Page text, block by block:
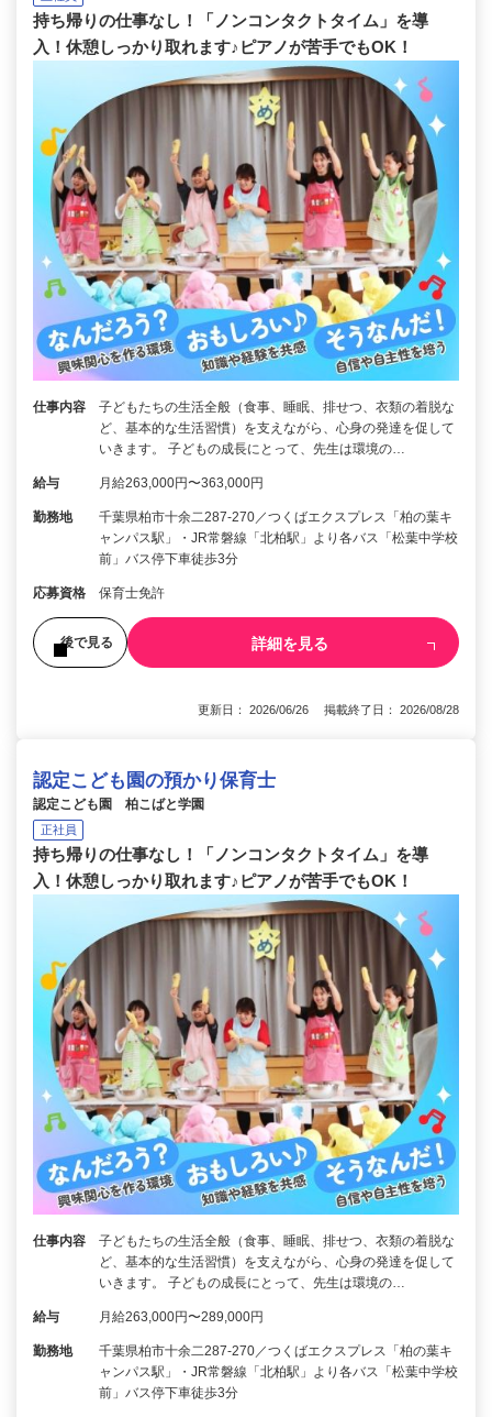
持ち帰りの仕事なし！「ノンコンタクトタイム」を導
入！休憩しっかり取れます♪ピアノが苦手でもOK！
仕事内容
子どもたちの生活全般（食事、睡眠、排せつ、衣類の着脱な
ど、基本的な生活習慣）を支えながら、心身の発達を促して
いきます。 子どもの成長にとって、先生は環境の…
給与 月給263,000円〜363,000円
勤務地
千葉県柏市十余二287-270／つくばエクスプレス「柏の葉キ
ャンパス駅」・JR常磐線「北柏駅」より各バス「松葉中学校
前」バス停下車徒歩3分
応募資格 保育士免許
後で見る 詳細を見る
更新日： 2026/06/26 掲載終了日： 2026/08/28
認定こども園の預かり保育士
認定こども園 柏こばと学園
正社員
持ち帰りの仕事なし！「ノンコンタクトタイム」を導
入！休憩しっかり取れます♪ピアノが苦手でもOK！
仕事内容
子どもたちの生活全般（食事、睡眠、排せつ、衣類の着脱な
ど、基本的な生活習慣）を支えながら、心身の発達を促して
いきます。 子どもの成長にとって、先生は環境の…
給与 月給263,000円〜289,000円
勤務地
千葉県柏市十余二287-270／つくばエクスプレス「柏の葉キ
ャンパス駅」・JR常磐線「北柏駅」より各バス「松葉中学校
前」バス停下車徒歩3分